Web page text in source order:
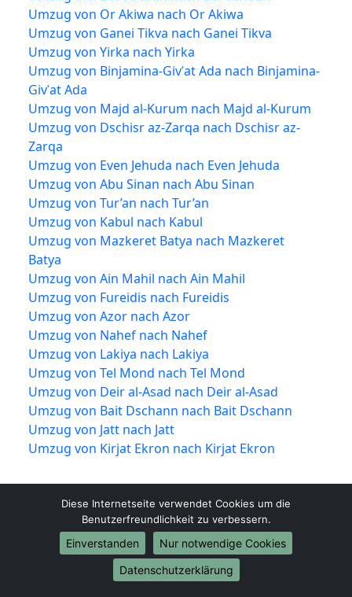
Umzug von Or Akiwa nach Or Akiwa
Umzug von Ganei Tikva nach Ganei Tikva
Umzug von Yirka nach Yirka
Umzug von Binjamina-Givʿat Ada nach Binjamina-
Givʿat Ada
Umzug von Majd al-Kurum nach Majd al-Kurum
Umzug von Dschisr az-Zarqa nach Dschisr az-
Zarqa
Umzug von Even Jehuda nach Even Jehuda
Umzug von Abu Sinan nach Abu Sinan
Umzug von Tur’an nach Tur’an
Umzug von Kabul nach Kabul
Umzug von Mazkeret Batya nach Mazkeret
Batya
Umzug von Ain Mahil nach Ain Mahil
Umzug von Fureidis nach Fureidis
Umzug von Azor nach Azor
Umzug von Nahef nach Nahef
Umzug von Lakiya nach Lakiya
Umzug von Tel Mond nach Tel Mond
Umzug von Deir al-Asad nach Deir al-Asad
Umzug von Bait Dschann nach Bait Dschann
Umzug von Jatt nach Jatt
Umzug von Kirjat Ekron nach Kirjat Ekron
Diese Internetseite verwendet Cookies um die
Benutzerfreundlichkeit zu verbessern.
Einverstanden
Nur notwendige Cookies
Datenschutzerklärung